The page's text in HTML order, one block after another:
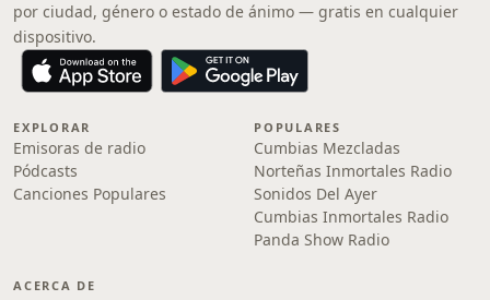
por ciudad, género o estado de ánimo — gratis en cualquier
dispositivo.
EXPLORAR
Emisoras de radio
Pódcasts
Canciones Populares
POPULARES
Cumbias Mezcladas
Norteñas Inmortales Radio
Sonidos Del Ayer
Cumbias Inmortales Radio
Panda Show Radio
ACERCA DE